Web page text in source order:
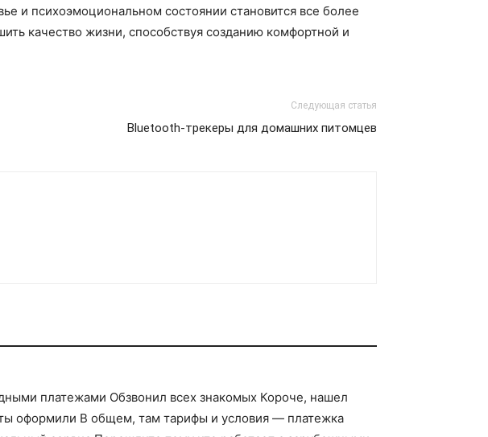
и психоэмоциональном состоянии становится все более
качество жизни, способствуя созданию комфортной и
Следующая статья
Bluetooth-трекеры для домашних питомцев
платежами Обзвонил всех знакомых Короче, нашел
оформили В общем, там тарифы и условия — платежка